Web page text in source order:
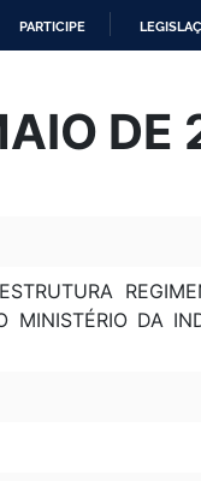
PARTICIPE
DE
DA